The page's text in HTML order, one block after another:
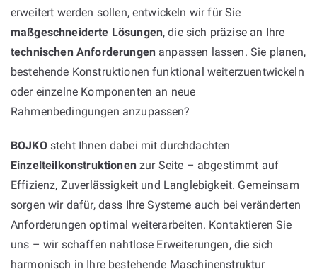
erweitert werden sollen, entwickeln wir für Sie
maßgeschneiderte Lösungen, die sich präzise an Ihre
technischen Anforderungen anpassen lassen. Sie planen,
bestehende Konstruktionen funktional weiterzuentwickeln
oder einzelne Komponenten an neue
Rahmenbedingungen anzupassen?
BOJKOsteht Ihnen dabei mit durchdachten
Einzelteilkonstruktionenzur Seite – abgestimmt auf
Effizienz, Zuverlässigkeit und Langlebigkeit. Gemeinsam
sorgen wir dafür, dass Ihre Systeme auch bei veränderten
Anforderungen optimal weiterarbeiten. Kontaktieren Sie
uns – wir schaffen nahtlose Erweiterungen, die sich
harmonisch in Ihre bestehende Maschinenstruktur